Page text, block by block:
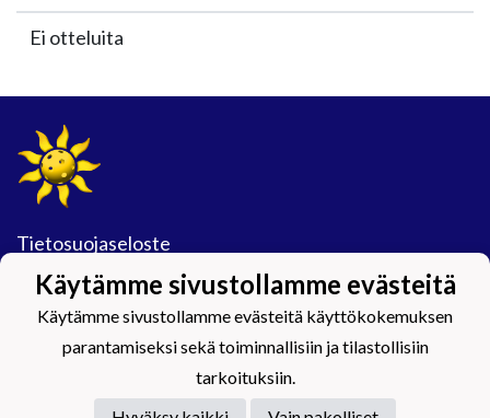
Ei otteluita
Tietosuojaseloste
#Maijamäkimagic
Käytämme sivustollamme evästeitä
Käytämme sivustollamme evästeitä käyttökokemuksen
parantamiseksi sekä toiminnallisiin ja tilastollisiin
tarkoituksiin.